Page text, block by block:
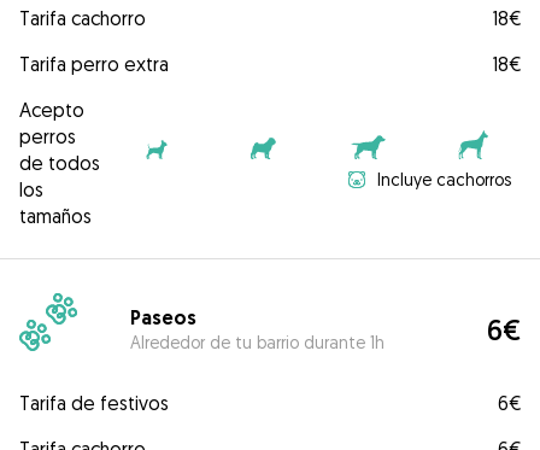
Tarifa cachorro
18€
Tarifa perro extra
18€
Acepto
perros
de todos
los
tamaños
Incluye cachorros
Paseos
Alrededor de tu barrio durante 1h 6€
Tarifa de festivos
6€